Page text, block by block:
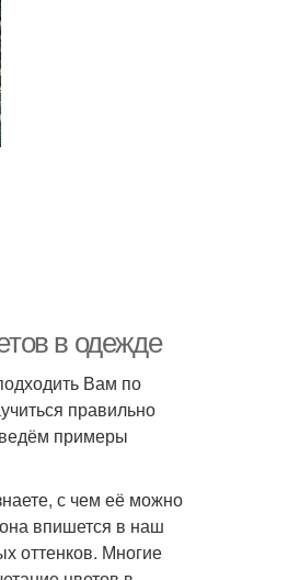
в одежде
Вам по
правильно
примеры
с чем её можно
впишется в наш
оттенков. Многие